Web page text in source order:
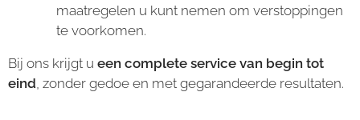
maatregelen u kunt nemen om verstoppingen
te voorkomen.
Bij ons krijgt u een complete service van begin tot
eind , zonder gedoe en met gegarandeerde resultaten.